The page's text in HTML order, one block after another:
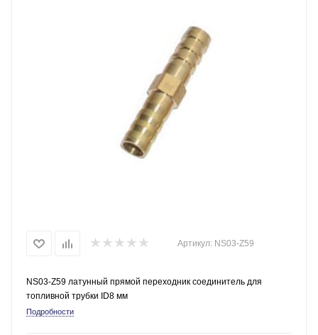
Артикул: NS03-Z59
NS03-Z59 латунный прямой переходник соединитель для
топливной трубки ID8 мм
Подробности